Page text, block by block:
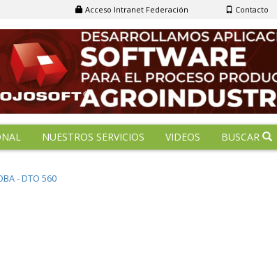
Acceso Intranet Federación Contacto
NUESTROS SERVICIOS VIDEOS BUSCAR
- DTO 560